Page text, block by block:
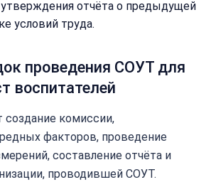
утверждения отчёта о предыдущей
условий труда.
проведения СОУТ для
воспитателей
комиссии,
факторов, проведение
составление отчёта и
проводившей СОУТ.